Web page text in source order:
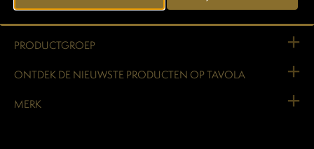
PRODUCTGROEP
ONTDEK DE NIEUWSTE PRODUCTEN OP TAVOLA
MERK